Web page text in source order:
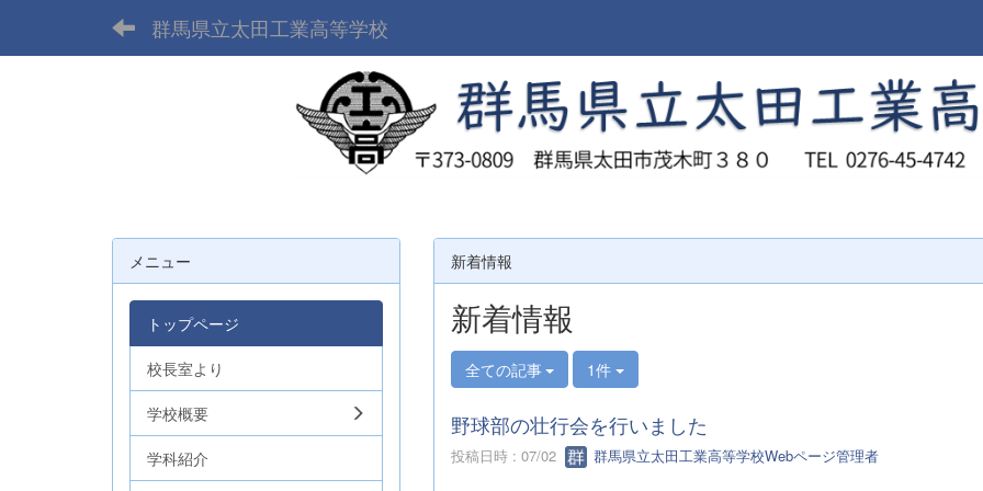
群馬県立太田工業高等学校
新着情報
新着情報
全ての記事 1件
野球部の壮行会を行いました
投稿日時 : 07/02 群馬県立太田工業高等学校Webページ管理者
メニュー
トップページ
校長室より
学校概要
学科紹介